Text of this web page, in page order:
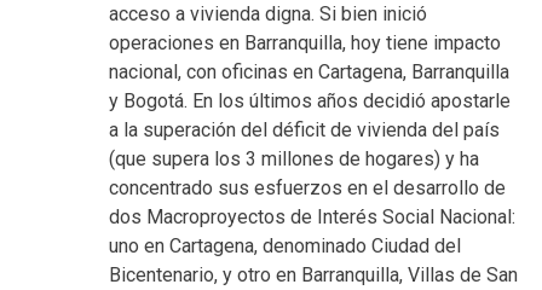
acceso a vivienda digna. Si bien inició
operaciones en Barranquilla, hoy tiene impacto
nacional, con oficinas en Cartagena, Barranquilla
y Bogotá. En los últimos años decidió apostarle
a la superación del déficit de vivienda del país
(que supera los 3 millones de hogares) y ha
concentrado sus esfuerzos en el desarrollo de
dos Macroproyectos de Interés Social Nacional:
uno en Cartagena, denominado Ciudad del
Bicentenario, y otro en Barranquilla, Villas de San